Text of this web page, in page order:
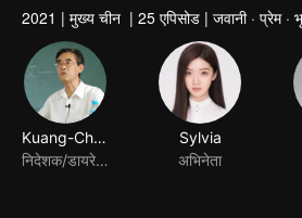
2021 | मुख्य चीन | 25 एपिसोड | जवानी · प्रेम
Kuang-Chong Yu
निदेशक/डायरेक्टर
Sylvia
अभिनेता